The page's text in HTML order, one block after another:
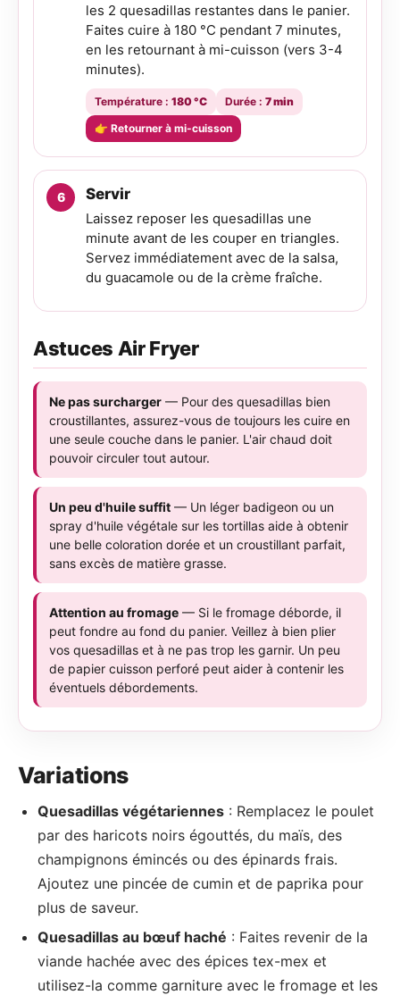
les 2 quesadillas restantes dans le panier.
Faites cuire à 180 °C pendant 7 minutes,
en les retournant à mi-cuisson (vers 3-4
minutes).
Température : 180 °C Durée : 7 min
👉 Retourner à mi-cuisson
Servir
Laissez reposer les quesadillas une
minute avant de les couper en triangles.
Servez immédiatement avec de la salsa,
du guacamole ou de la crème fraîche.
Astuces Air Fryer
Ne pas surcharger — Pour des quesadillas bien
croustillantes, assurez-vous de toujours les cuire en
une seule couche dans le panier. L'air chaud doit
pouvoir circuler tout autour.
Un peu d'huile suffit — Un léger badigeon ou un
spray d'huile végétale sur les tortillas aide à obtenir
une belle coloration dorée et un croustillant parfait,
sans excès de matière grasse.
Attention au fromage — Si le fromage déborde, il
peut fondre au fond du panier. Veillez à bien plier
vos quesadillas et à ne pas trop les garnir. Un peu
de papier cuisson perforé peut aider à contenir les
éventuels débordements.
Variations
Quesadillas végétariennes : Remplacez le poulet
par des haricots noirs égouttés, du maïs, des
champignons émincés ou des épinards frais.
Ajoutez une pincée de cumin et de paprika pour
plus de saveur.
Quesadillas au bœuf haché : Faites revenir de la
viande hachée avec des épices tex-mex et
utilisez-la comme garniture avec le fromage et les